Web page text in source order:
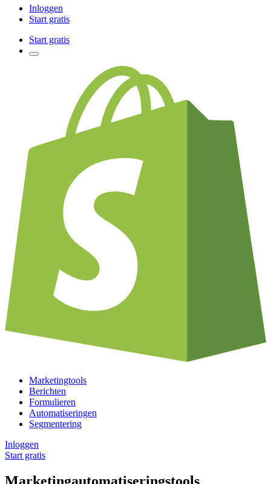
Inloggen
Start gratis
Start gratis
Marketingtools
Berichten
Formulieren
Automatiseringen
Segmentering
Inloggen
Start gratis